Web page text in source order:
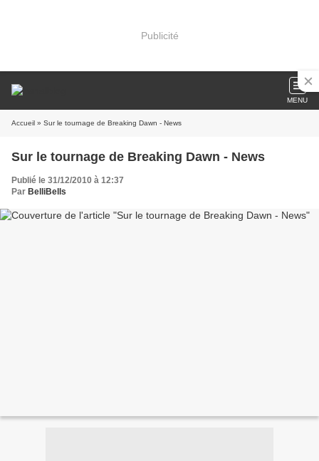
Publicité
MENU
Accueil » Sur le tournage de Breaking Dawn - News
Sur le tournage de Breaking Dawn - News
Publié le 31/12/2010 à 12:37
Par BelliBells